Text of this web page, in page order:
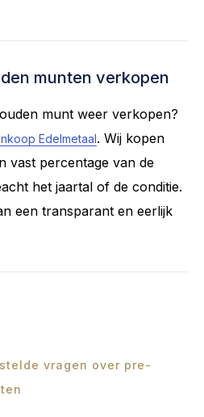
munten verkopen
munt weer verkopen?
Edelmetaal. Wij kopen
vast percentage van de
het jaartal of de conditie.
een transparant en eerlijk
vragen over pre-